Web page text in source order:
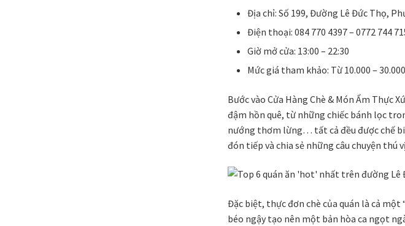
Địa chỉ: Số 199, Đường Lê Đức Thọ,
Điện thoại: 084 770 4397 – 0772 744
Giờ mở cửa: 13:00 – 22:30
Mức giá tham khảo: Từ 10.000 –
Bước vào Cửa Hàng Chè & Món Ẩm Thực
đậm hồn quê, từ những chiếc bánh lọc
nướng thơm lừng… tất cả đều được chế
đón tiếp và chia sẻ những câu chuyện thú
Đặc biệt, thực đơn chè của quán là cả một
béo ngậy tạo nên một bản hòa ca ngọt